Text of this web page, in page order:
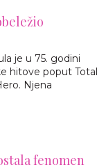
je u 75. godini
hitove poput Total
Njena
fenomen